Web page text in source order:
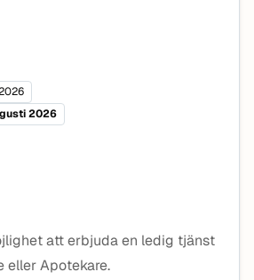
2026
att erbjuda en ledig tjänst
eller Apotekare.